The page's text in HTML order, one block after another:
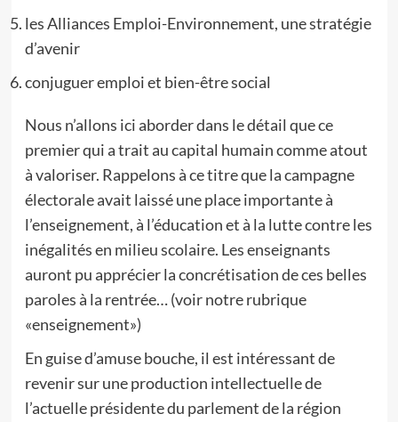
les Alliances Emploi-Environnement, une stratégie
d’avenir
conjuguer emploi et bien-être social
Nous n’allons ici aborder dans le détail que ce
premier qui a trait au capital humain comme atout
à valoriser. Rappelons à ce titre que la campagne
électorale avait laissé une place importante à
l’enseignement, à l’éducation et à la lutte contre les
inégalités en milieu scolaire. Les enseignants
auront pu apprécier la concrétisation de ces belles
paroles à la rentrée… (voir notre rubrique
«enseignement»)
En guise d’amuse bouche, il est intéressant de
revenir sur une production intellectuelle de
l’actuelle présidente du parlement de la région